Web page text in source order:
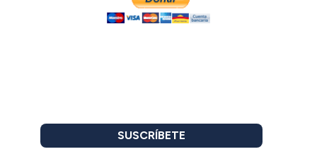
SUSCRÍBETE